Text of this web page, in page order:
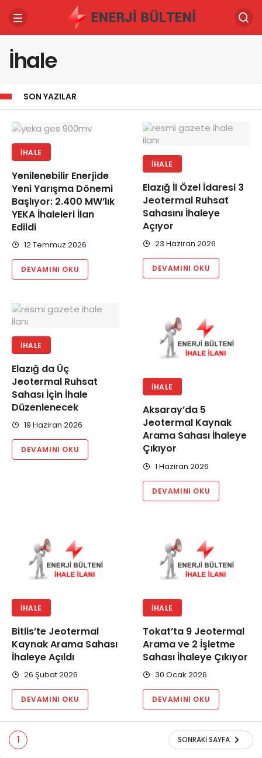
İhale
SON YAZILAR
İHALE
Yenilenebilir Enerjide
Yeni Yarışma Dönemi
Başlıyor: 2.400 MW’lık
YEKA İhaleleri İlan
Edildi
12 Temmuz 2026
DEVAMINI OKU
İHALE
Elazığ İl Özel İdaresi 3
Jeotermal Ruhsat
Sahasını İhaleye
Açıyor
23 Haziran 2026
DEVAMINI OKU
İHALE
Elazığ da Üç
Jeotermal Ruhsat
Sahası İçin İhale
Düzenlenecek
19 Haziran 2026
DEVAMINI OKU
İHALE
Aksaray’da 5
Jeotermal Kaynak
Arama Sahası İhaleye
Çıkıyor
1 Haziran 2026
DEVAMINI OKU
İHALE
Bitlis’te Jeotermal
Kaynak Arama Sahası
İhaleye Açıldı
26 Şubat 2026
DEVAMINI OKU
İHALE
Tokat’ta 9 Jeotermal
Arama ve 2 İşletme
Sahası İhaleye Çıkıyor
30 Ocak 2026
DEVAMINI OKU
1 SONRAKI SAYFA